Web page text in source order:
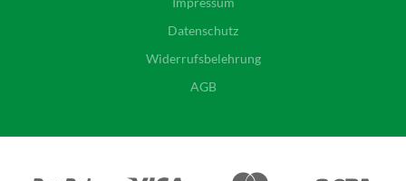
Datenschutz
Widerrufsbelehrung
AGB